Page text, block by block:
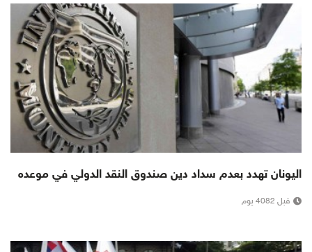
اليونان تهدد بعدم سداد دين صندوق النقد الدولي في موعده
قبل 4082 يوم